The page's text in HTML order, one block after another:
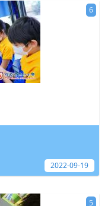
6
2022-09-19
5